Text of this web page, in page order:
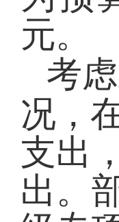
元。
考
况，
支出
出。